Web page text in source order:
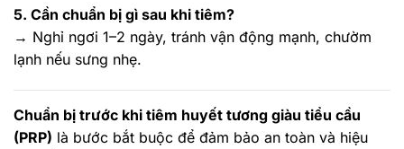
5. Cần chuẩn bị gì sau khi tiêm?
→ Nghỉ ngơi 1–2 ngày, tránh vận động mạnh, chườm
lạnh nếu sưng nhẹ.
Chuẩn bị trước khi tiêm huyết tương giàu tiểu cầu
(PRP) là bước bắt buộc để đảm bảo an toàn và hiệu